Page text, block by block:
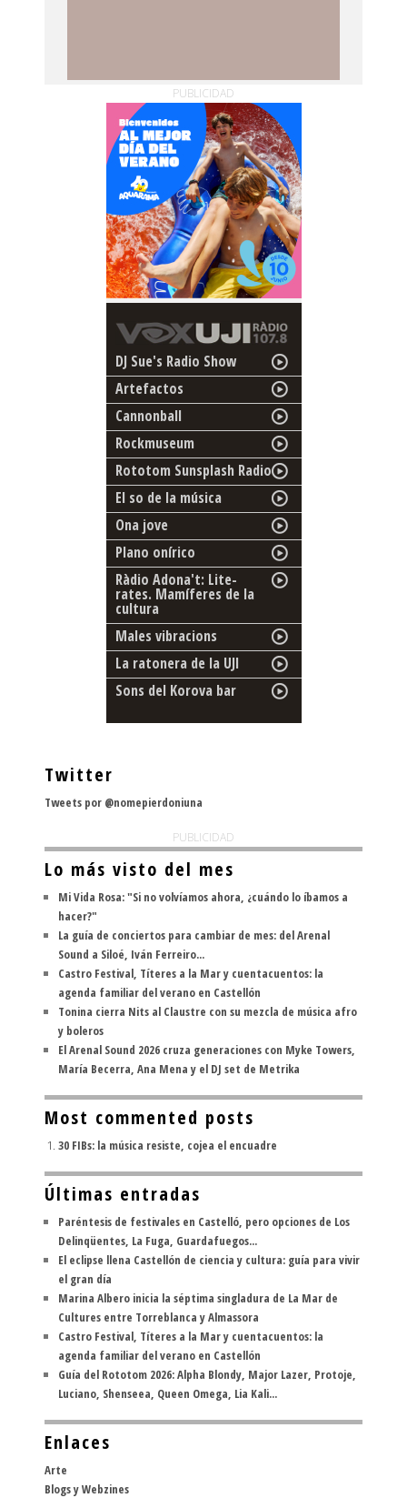
PUBLICIDAD
DJ Sue's Radio Show
Artefactos
Cannonball
Rockmuseum
Rototom Sunsplash Radio
El so de la música
Ona jove
Plano onírico
Ràdio Adona't: Lite-
rates. Mamíferes de la
cultura
Males vibracions
La ratonera de la UJI
Sons del Korova bar
Twitter
Tweets por @nomepierdoniuna
PUBLICIDAD
Lo más visto del mes
Mi Vida Rosa: "Si no volvíamos ahora, ¿cuándo lo íbamos a
hacer?"
La guía de conciertos para cambiar de mes: del Arenal
Sound a Siloé, Iván Ferreiro...
Castro Festival, Títeres a la Mar y cuentacuentos: la
agenda familiar del verano en Castellón
Tonina cierra Nits al Claustre con su mezcla de música afro
y boleros
El Arenal Sound 2026 cruza generaciones con Myke Towers,
María Becerra, Ana Mena y el DJ set de Metrika
Most commented posts
30 FIBs: la música resiste, cojea el encuadre
Últimas entradas
Paréntesis de festivales en Castelló, pero opciones de Los
Delinqüentes, La Fuga, Guardafuegos...
El eclipse llena Castellón de ciencia y cultura: guía para vivir
el gran día
Marina Albero inicia la séptima singladura de La Mar de
Cultures entre Torreblanca y Almassora
Castro Festival, Títeres a la Mar y cuentacuentos: la
agenda familiar del verano en Castellón
Guía del Rototom 2026: Alpha Blondy, Major Lazer, Protoje,
Luciano, Shenseea, Queen Omega, Lia Kali...
Enlaces
Arte
Blogs y Webzines